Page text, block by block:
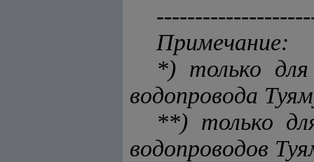
Примечание:
*) только для
водопровода
**) только
водопроводов